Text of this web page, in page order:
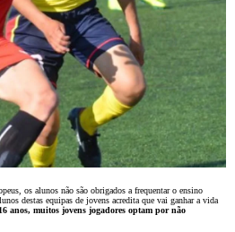
os alunos não são obrigados a frequentar o ensino
destas equipas de jovens acredita que vai ganhar a vida
anos, muitos jovens jogadores optam por não